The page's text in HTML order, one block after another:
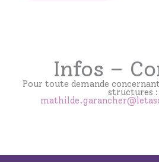
Infos –
Pour toute demande
structures :